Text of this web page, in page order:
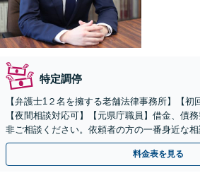
特定調停
【弁護士1２名を擁する老舗法律事務所】【初
【夜間相談対応可】【元県庁職員】借金、債
非ご相談ください。依頼者の方の一番身近な
す。
料金表を見る